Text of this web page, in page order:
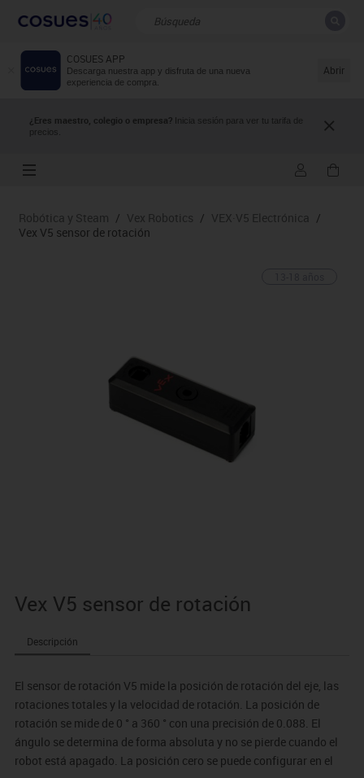
COSUES APP
Descarga nuestra app y disfruta de una nueva
experiencia de compra.
Abrir
¿Eres maestro, colegio o empresa? Inicia sesión para ver tu tarifa de
precios.
Resultados de la búsqueda
Robótica y Steam / Vex Robotics / VEX·V5 Electrónica /
Vex V5 sensor de rotación
Vex V5 sensor de rotación
Descripción
El sensor de rotación V5 mide la posición de rotación del eje, las
rotaciones totales y la velocidad de rotación. La posición de
rotación se mide de 0 ° a 360 ° con una precisión de 0.088. El
ángulo se determina de forma absoluta y no se pierde cuando el
robot está apagado. La posición cero se puede configurar en el